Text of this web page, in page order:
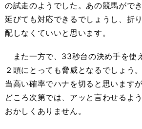
の試走のようでした。あの競馬がで
延びても対応できるでしょうし、折
配しなくていいと思います。
また一方で、33秒台の決め手を使
２頭にとっても脅威となるでしょう
当高い確率でハナを切ると思います
どころ次第では、アッと言わせるよ
おかしくありません。